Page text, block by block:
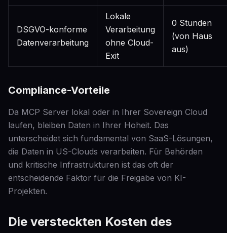
DSGVO-konforme
Datenverarbeitung
Lokale
Verarbeitung
ohne Cloud-
Exit
0 Stunden
(von Haus
aus)
Compliance-Vorteile
Da MCP Server lokal oder in Ihrer Sovereign Cloud
laufen, bleiben Daten in Ihrer Hoheit. Das
unterscheidet sich fundamental von SaaS-Lösungen,
die Daten in US-Clouds verarbeiten. Für Behörden
und kritische Infrastrukturen ist das oft der
entscheidende Faktor für die Freigabe von KI-
Projekten.
Die versteckten Kosten des